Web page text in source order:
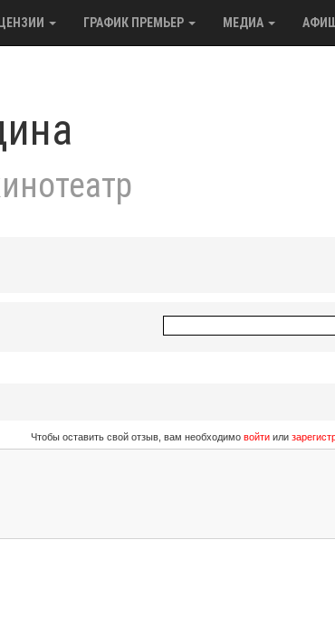
ГРАФИК ПРЕМЬЕР МЕДИА
Чтобы оставить свой отзыв, вам необходимо войтиили